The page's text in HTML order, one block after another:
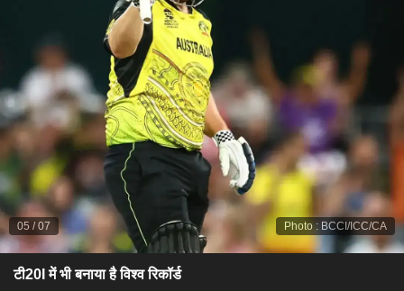
Photo : BCCI/ICC/CA
05 /07
टी20I में भी बनाया है विश्व रिकॉर्ड